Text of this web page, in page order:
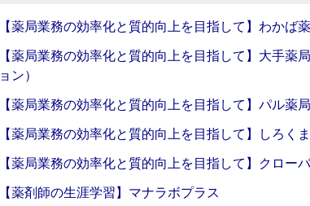
【薬局業務の効率化と質的向上を目指して】わかば
【薬局業務の効率化と質的向上を目指して】大手薬
ョン）
【薬局業務の効率化と質的向上を目指して】パル薬
【薬局業務の効率化と質的向上を目指して】しろく
【薬局業務の効率化と質的向上を目指して】クロー
【薬剤師の生涯学習】マナラボプラス